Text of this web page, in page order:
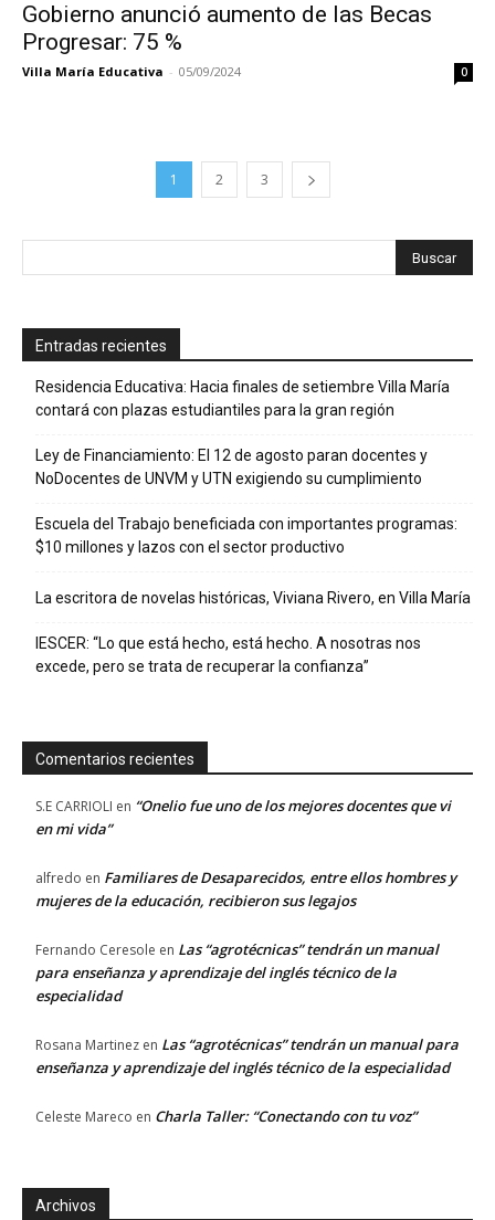
Gobierno anunció aumento de las Becas
Progresar: 75 %
Villa María Educativa - 05/09/2024 0
1 2 3
Entradas recientes
Residencia Educativa: Hacia finales de setiembre Villa María
contará con plazas estudiantiles para la gran región
Ley de Financiamiento: El 12 de agosto paran docentes y
NoDocentes de UNVM y UTN exigiendo su cumplimiento
Escuela del Trabajo beneficiada con importantes programas:
$10 millones y lazos con el sector productivo
La escritora de novelas históricas, Viviana Rivero, en Villa María
IESCER: “Lo que está hecho, está hecho. A nosotras nos
excede, pero se trata de recuperar la confianza”
Comentarios recientes
S.E CARRIOLI en “Onelio fue uno de los mejores docentes que vi
en mi vida”
alfredo en Familiares de Desaparecidos, entre ellos hombres y
mujeres de la educación, recibieron sus legajos
Fernando Ceresole en Las “agrotécnicas” tendrán un manual
para enseñanza y aprendizaje del inglés técnico de la
especialidad
Rosana Martinez en Las “agrotécnicas” tendrán un manual para
enseñanza y aprendizaje del inglés técnico de la especialidad
Celeste Mareco en Charla Taller: “Conectando con tu voz”
Archivos